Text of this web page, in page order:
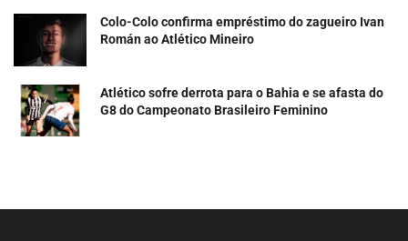
Colo-Colo confirma empréstimo do zagueiro Ivan
Román ao Atlético Mineiro
Atlético sofre derrota para o Bahia e se afasta do
G8 do Campeonato Brasileiro Feminino